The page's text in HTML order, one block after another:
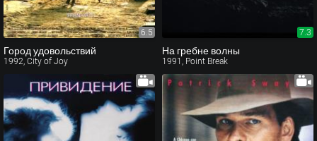
6.5
Город удовольствий
1992, City of Joy
7.3
На гребне волны
1991, Point Break